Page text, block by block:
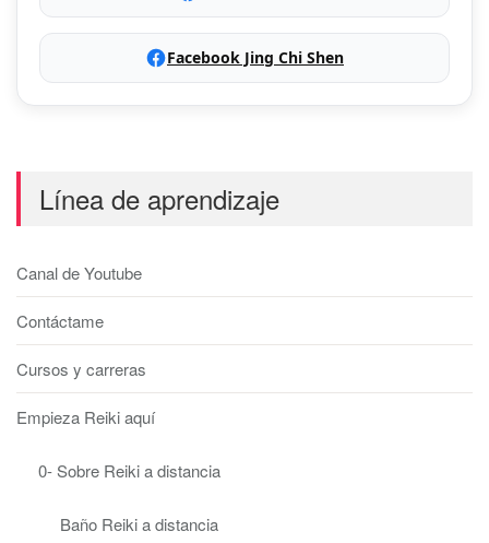
Facebook Jing Chi Shen
Línea de aprendizaje
Canal de Youtube
Contáctame
Cursos y carreras
Empieza Reiki aquí
0- Sobre Reiki a distancia
Baño Reiki a distancia